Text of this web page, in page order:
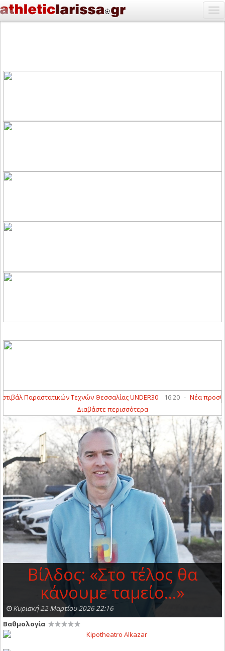
Παραστατικών Τεχνών Θεσσαλίας UNDER30 16:20 - Νέα προσθήκη
Διαβάστε περισσότερα
Βίλδος: «Στο τέλος θα
κάνουμε ταμείο…»
Κυριακή 22 Μαρτίου 2026 22:16
Βαθμολογία